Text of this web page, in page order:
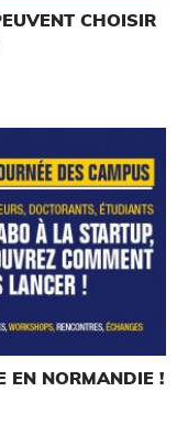
CHOISIR
EN NORMANDIE !